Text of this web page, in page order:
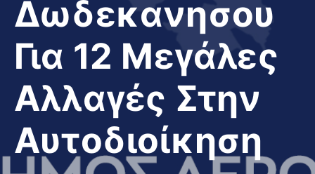
Δωδεκανησου
Για 12 Μεγάλες
Αλλαγές Στην
Αυτοδιοίκηση